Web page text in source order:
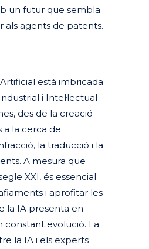
un futur que sembla
agents de patents.
està imbricada
i Intel·lectual
des de la creació
a la cerca de
la traducció i la
A mesura que
XXI, és essencial
i aprofitar les
la IA presenta en
constant evolució. La
la IA i els experts